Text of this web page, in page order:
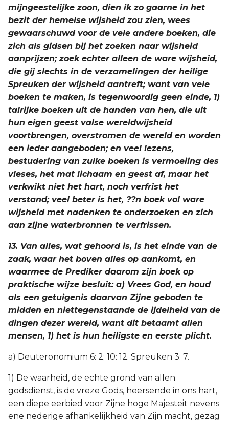
mijngeestelijke zoon, dien ik zo gaarne in het
bezit der hemelse wijsheid zou zien, wees
gewaarschuwd voor de vele andere boeken, die
zich als gidsen bij het zoeken naar wijsheid
aanprijzen; zoek echter alleen de ware wijsheid,
die gij slechts in de verzamelingen der heilige
Spreuken der wijsheid aantreft; want van vele
boeken te maken, is tegenwoordig geen einde, 1)
talrijke boeken uit de handen van hen, die uit
hun eigen geest valse wereldwijsheid
voortbrengen, overstromen de wereld en worden
een ieder aangeboden; en veel lezens,
bestudering van zulke boeken is vermoeiing des
vleses, het mat lichaam en geest af, maar het
verkwikt niet het hart, noch verfrist het
verstand; veel beter is het, ??n boek vol ware
wijsheid met nadenken te onderzoeken en zich
aan zijne waterbronnen te verfrissen.
13. Van alles, wat gehoord is, is het einde van de
zaak, waar het boven alles op aankomt, en
waarmee de Prediker daarom zijn boek op
praktische wijze besluit: a) Vrees God, en houd
als een getuigenis daarvan Zijne geboden te
midden en niettegenstaande de ijdelheid van de
dingen dezer wereld, want dit betaamt allen
mensen, 1) het is hun heiligste en eerste plicht.
a) Deuteronomium 6: 2; 10: 12. Spreuken 3: 7.
1) De waarheid, de echte grond van allen
godsdienst, is de vreze Gods, heersende in ons hart,
een diepe eerbied voor Zijne hoge Majesteit nevens
ene nederige afhankelijkheid van Zijn macht, gezag